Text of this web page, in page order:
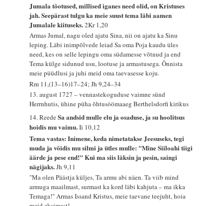
Jumala tõotused, millised iganes need olid, on Kristuses
jah. Seepärast tulgu ka meie suust tema läbi aamen
Jumalale kiituseks.2Kr 1,20
Armas Jumal, nagu oled ajatu Sina, nii on ajatu ka Sinu
leping. Läbi inimpõlvede leiad Sa oma Poja kaudu üles
need, kes on selle lepingu oma südamesse võtnud ja end
Tema külge sidunud usu, lootuse ja armastusega. Õnnista
meie püüdlusi ja juhi meid oma taevasesse koju.
Rm 11,(13–16)17–24; Jh 9,24–34
13. august 1727 – vennastekoguduse vaimne sünd
Herrnhutis, ühine püha õhtusöömaaeg Berthelsdorfi kirikus
14. ReedeSa andsid mulle elu ja osaduse, ja su hoolitsus
hoidis mu vaimu.Ii 10,12
Tema vastas: Inimene, keda nimetatakse Jeesuseks, tegi
muda ja võidis mu silmi ja ütles mulle: "Mine Siiloahi tiigi
äärde ja pese end!" Kui ma siis läksin ja pesin, saingi
nägijaks.Jh 9,11
"Ma olen Päästja küljes, Ta armu abi näen. Ta viib mind
armuga maailmast, surmast ka kord läbi kahjuta – ma ikka
Temaga!" Armas Issand Kristus, meie taevane teejuht, hoia